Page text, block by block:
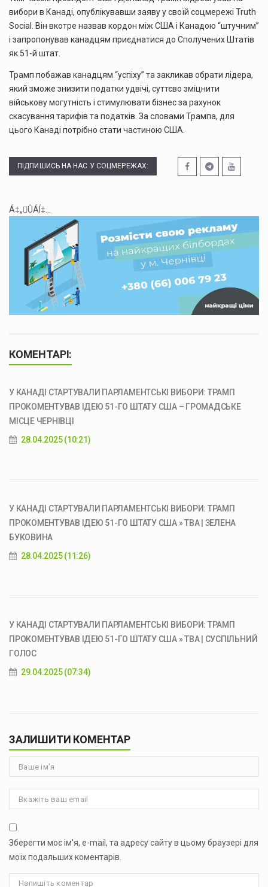
вибори в Канаді, опублікувавши заяву у своїй соцмережі Truth
Social. Він вкотре назвав кордон між США і Канадою “штучним”
і запропонував канадцям приєднатися до Сполучених Штатів
як 51-й штат.
Трамп побажав канадцям “успіху” та закликав обрати лідера,
який зможе знизити податки удвічі, суттєво зміцнити
військову могутність і стимулювати бізнес за рахунок
скасування тарифів та податків. За словами Трампа, для
цього Канаді потрібно стати частиною США.
ПІДПИШИСЬ НА НАС У СОЦМЕРЕЖАХ:
Á‡„ÛÁÍ‡...
КОМЕНТАРІ:
У КАНАДІ СТАРТУВАЛИ ПАРЛАМЕНТСЬКІ ВИБОРИ: ТРАМП
ПРОКОМЕНТУВАВ ІДЕЮ 51-ГО ШТАТУ США – ГРОМАДСЬКЕ
МІСЦЕ ЧЕРНІВЦІ
28.04.2025 (10:21)
У КАНАДІ СТАРТУВАЛИ ПАРЛАМЕНТСЬКІ ВИБОРИ: ТРАМП
ПРОКОМЕНТУВАВ ІДЕЮ 51-ГО ШТАТУ США » ТВА | ЗЕЛЕНА
БУКОВИНА
28.04.2025 (11:26)
У КАНАДІ СТАРТУВАЛИ ПАРЛАМЕНТСЬКІ ВИБОРИ: ТРАМП
ПРОКОМЕНТУВАВ ІДЕЮ 51-ГО ШТАТУ США » ТВА | СУСПІЛЬНИЙ
ГОЛОС
29.04.2025 (07:34)
ЗАЛИШИТИ КОМЕНТАР
Зберегти моє ім'я, e-mail, та адресу сайту в цьому браузері для
моїх подальших коментарів.